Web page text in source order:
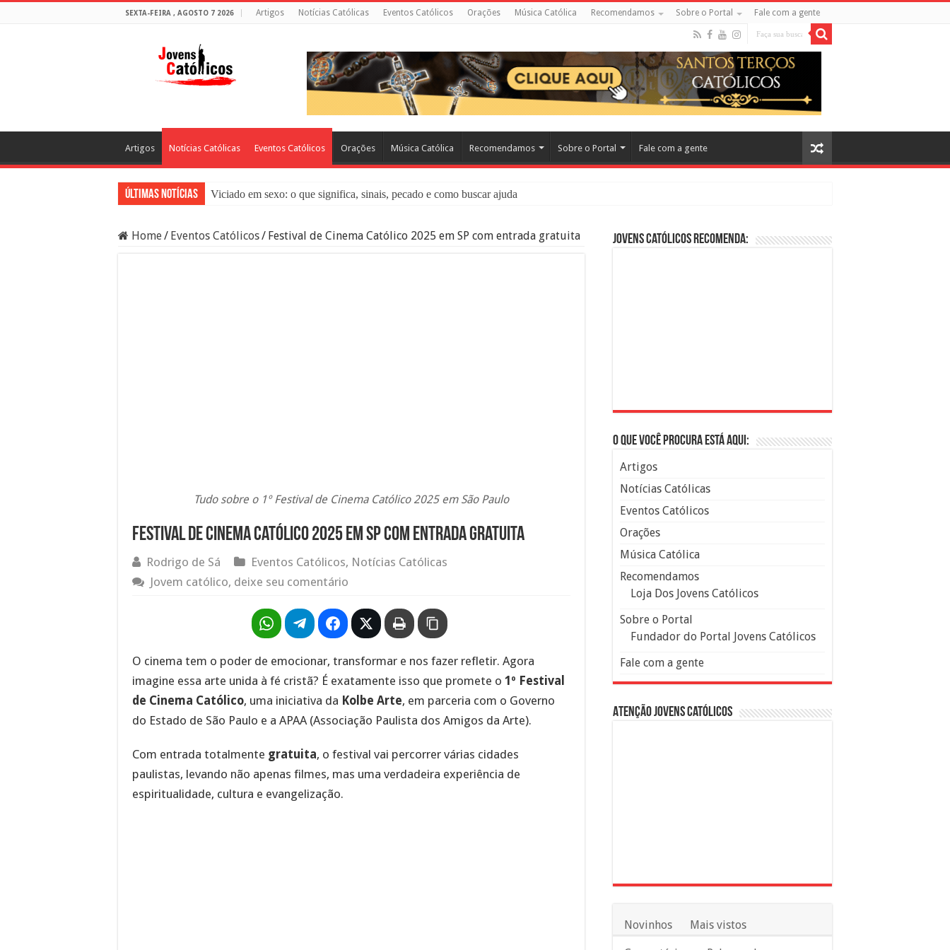
SEXTA-FEIRA , AGOSTO 7 2026 Artigos Notícias Católicas Eventos Católicos Orações Música Católica Recomendamos Sobre o Portal Fale com a gente
Artigos Notícias Católicas Eventos Católicos Orações Música Católica Recomendamos Sobre o Portal Fale com a gente
Últimas Notícias
Viciado em sexo: o que significa, sinais, pecado e como buscar ajuda
Filme Sagrado Coração – Seu Reino Não Terá Fim: O Documentário Que Vai Tocar os Católicos no Cinema
Home/ Eventos Católicos/ Festival de Cinema Católico 2025 em SP com entrada gratuita
Tudo sobre o 1º Festival de Cinema Católico 2025 em São Paulo
Festival de Cinema Católico 2025 em SP com entrada gratuita
Rodrigo de Sá Eventos Católicos, Notícias Católicas
Jovem católico, deixe seu comentário
O cinema tem o poder de emocionar, transformar e nos fazer refletir. Agora
imagine essa arte unida à fé cristã? É exatamente isso que promete o 1º Festival
de Cinema Católico, uma iniciativa da Kolbe Arte, em parceria com o Governo
do Estado de São Paulo e a APAA (Associação Paulista dos Amigos da Arte).
Com entrada totalmente gratuita, o festival vai percorrer várias cidades
paulistas, levando não apenas filmes, mas uma verdadeira experiência de
espiritualidade, cultura e evangelização.
Jovens Católicos Recomenda:
O que você procura está aqui:
Artigos
Notícias Católicas
Eventos Católicos
Orações
Música Católica
Recomendamos
Loja Dos Jovens Católicos
Sobre o Portal
Fundador do Portal Jovens Católicos
Fale com a gente
Atenção Jovens Católicos
Novinhos Mais vistos